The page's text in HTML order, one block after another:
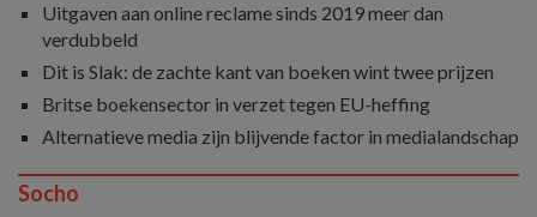
Uitgaven aan online reclame sinds 2019 meer dan
verdubbeld
Dit is Slak: de zachte kant van boeken wint twee prijzen
Britse boekensector in verzet tegen EU-heffing
Alternatieve media zijn blijvende factor in medialandschap
Socho